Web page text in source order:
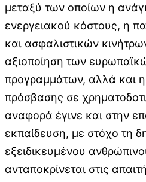
μεταξύ των οποίων η
ενεργειακού κόστους, η
και ασφαλιστικών
αξιοποίηση των
προγραμμάτων, αλλά και
πρόσβασης σε
αναφορά έγινε και στην
εκπαίδευση, με στόχο τη
εξειδικευμένου
ανταποκρίνεται στις